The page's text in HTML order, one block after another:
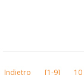
Indietro [1-9] 10